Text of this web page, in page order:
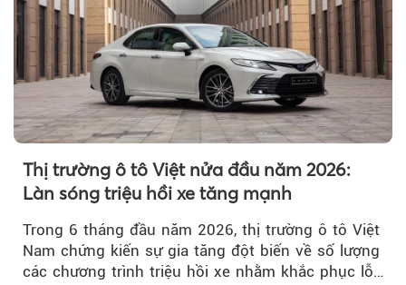
Thị trường ô tô Việt nửa đầu năm 2026:
Làn sóng triệu hồi xe tăng mạnh
Trong 6 tháng đầu năm 2026, thị trường ô tô Việt
Nam chứng kiến sự gia tăng đột biến về số lượng
các chương trình triệu hồi xe nhằm khắc phục lỗi